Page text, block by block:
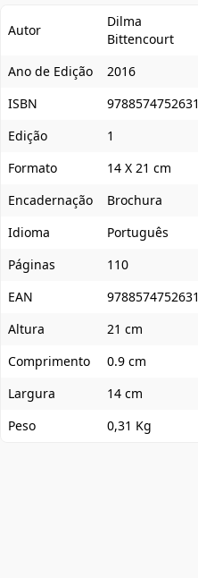
Autor
Dilma
Bittencourt
Ano de Edição
2016
ISBN
9788574752631
Edição
1
Formato
14 X 21 cm
Encadernação
Brochura
Idioma
Português
Páginas
110
EAN
9788574752631
Altura
21 cm
Comprimento
0.9 cm
Largura
14 cm
Peso
0,31 Kg